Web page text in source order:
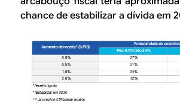
chance de estabilizar a dívida em